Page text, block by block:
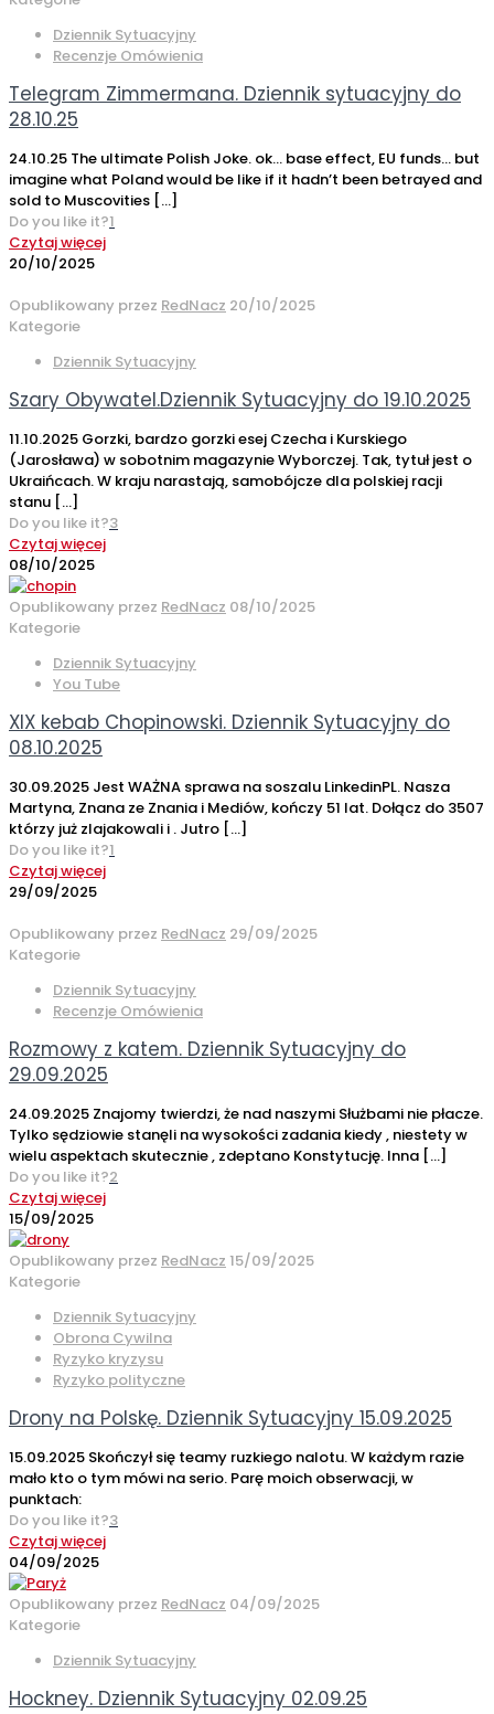
Dziennik Sytuacyjny
Recenzje Omówienia
Telegram Zimmermana. Dziennik sytuacyjny do
28.10.25
24.10.25 The ultimate Polish Joke. ok… base effect, EU funds… but
imagine what Poland would be like if it hadn’t been betrayed and
sold to Muscovities […]
Do you like it?1
Czytaj więcej
20/10/2025
Opublikowany przez RedNacz 20/10/2025
Kategorie
Dziennik Sytuacyjny
Szary Obywatel.Dziennik Sytuacyjny do 19.10.2025
11.10.2025 Gorzki, bardzo gorzki esej Czecha i Kurskiego
(Jarosława) w sobotnim magazynie Wyborczej. Tak, tytuł jest o
Ukraińcach. W kraju narastają, samobójcze dla polskiej racji
stanu […]
Do you like it?3
Czytaj więcej
08/10/2025
Opublikowany przez RedNacz 08/10/2025
Kategorie
Dziennik Sytuacyjny
You Tube
XIX kebab Chopinowski. Dziennik Sytuacyjny do
08.10.2025
30.09.2025 Jest WAŻNA sprawa na soszalu LinkedinPL. Nasza
Martyna, Znana ze Znania i Mediów, kończy 51 lat. Dołącz do 3507
którzy już zlajakowali i . Jutro […]
Do you like it?1
Czytaj więcej
29/09/2025
Opublikowany przez RedNacz 29/09/2025
Kategorie
Dziennik Sytuacyjny
Recenzje Omówienia
Rozmowy z katem. Dziennik Sytuacyjny do
29.09.2025
24.09.2025 Znajomy twierdzi, że nad naszymi Służbami nie płacze.
Tylko sędziowie stanęli na wysokości zadania kiedy , niestety w
wielu aspektach skutecznie , zdeptano Konstytucję. Inna […]
Do you like it?2
Czytaj więcej
15/09/2025
Opublikowany przez RedNacz 15/09/2025
Kategorie
Dziennik Sytuacyjny
Obrona Cywilna
Ryzyko kryzysu
Ryzyko polityczne
Drony na Polskę. Dziennik Sytuacyjny 15.09.2025
15.09.2025 Skończył się teamy ruzkiego nalotu. W każdym razie
mało kto o tym mówi na serio. Parę moich obserwacji, w
punktach:
Do you like it?3
Czytaj więcej
04/09/2025
Opublikowany przez RedNacz 04/09/2025
Kategorie
Dziennik Sytuacyjny
Hockney. Dziennik Sytuacyjny 02.09.25